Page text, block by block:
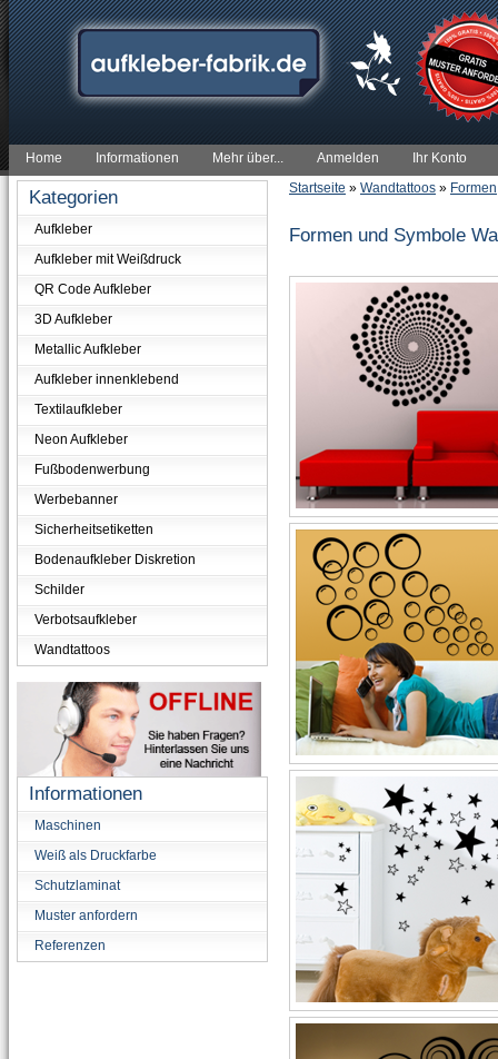
Startseite » Wandtattoos » Formen
Formen und Symbole
Kategorien
Aufkleber
Aufkleber mit Weißdruck
QR Code Aufkleber
3D Aufkleber
Metallic Aufkleber
Aufkleber innenklebend
Textilaufkleber
Neon Aufkleber
Fußbodenwerbung
Werbebanner
Sicherheitsetiketten
Bodenaufkleber Diskretion
Schilder
Verbotsaufkleber
Wandtattoos
Informationen
Maschinen
Weiß als Druckfarbe
Schutzlaminat
Muster anfordern
Referenzen
Home Informationen Mehr über... Anmelden Ihr Konto